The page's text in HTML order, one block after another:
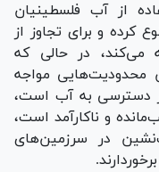
از آب فلسطینیان
کرده و برای تجاوز از
می‌کند، در حالی که
مواجه
در دسترسی به آب است،
و ناکارآمد است،
در سرزمین‌های